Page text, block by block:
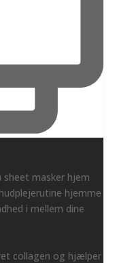
masker hjem
hjemme
i mellem dine
collagen og hjælper